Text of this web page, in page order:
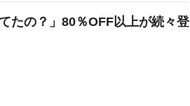
たの？」80％OFF以上が続々登